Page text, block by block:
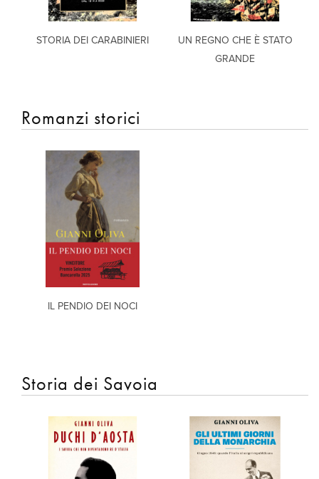
STORIA DEI CARABINIERI
UN REGNO CHE È STATO
GRANDE
Romanzi storici
IL PENDIO DEI NOCI
Storia dei Savoia